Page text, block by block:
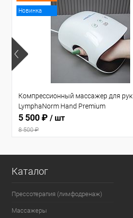
Новинка
Компрессионный массажер для рук
LymphaNorm Hand Premium
5 500 ₽ / шт
8 500 ₽
Каталог
Прессотерапия (лимфодренаж)
Массажеры